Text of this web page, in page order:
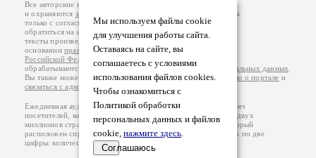
Мы используем файлы cookie
для улучшения работы сайта.
Оставаясь на сайте, вы
соглашаетесь с условиями
использования файлов cookies.
Чтобы ознакомиться с
Политикой обработки
персональных данных и файлов
cookie, нажмите здесь.
Соглашаюсь
Все авторские права на произведения принадлежат авторам
и охраняются законом
. Перепечатка произведений возможна
только с согласия его автора, к которому вы можете
обратиться на его авторской странице. Ответственность за
тексты произведений авторы несут самостоятельно на
основанииправил публикацииизаконодательства
Российской Федерации
обрабатываются на основанииПолитики обработки персональных данных
Вы также можете посмотреть более подробнуюинформацию о портале и
связаться с администрацией
Ежедневная аудитория портала Стихи.ру – порядка 200 тысяч
посетителей, которые в общей сумме просматривают более двух
миллионов страниц по данным счетчика посещаемости, который
расположен справа от этого текста. В каждой графе указано по две
цифры: количество просмотров и количество посетителей.